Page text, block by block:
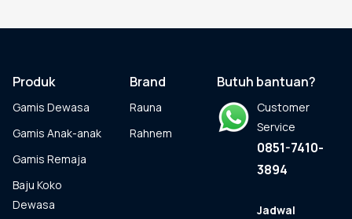
varian.
dapat
di
produk
Produk
Gamis Dewasa
Gamis Anak-anak
Gamis Remaja
Baju Koko
Dewasa
Brand
Rauna
Rahnem
Butuh bantuan?
Customer
Service
0851-7410-
3894
Jadwal